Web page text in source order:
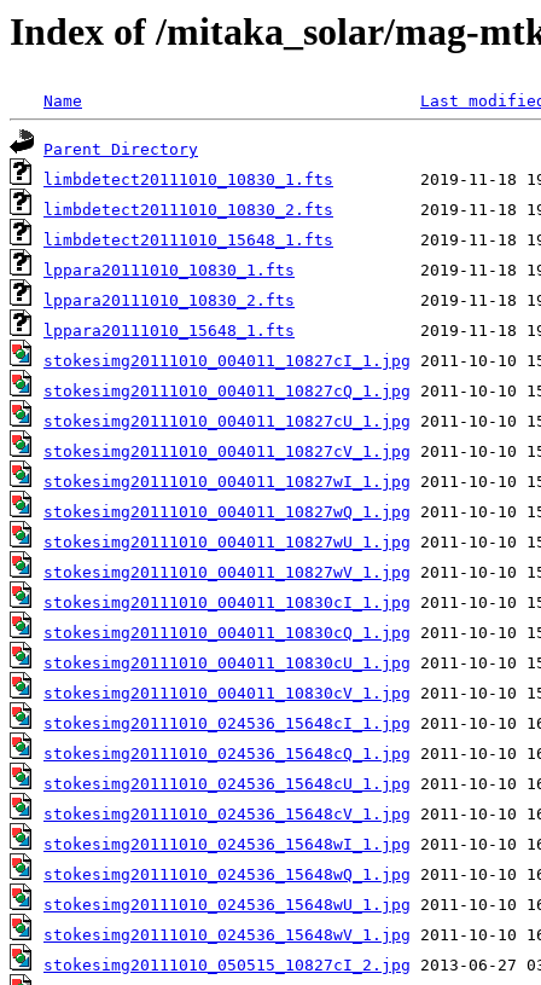
Index of /mitaka_solar/mag-
Name Last
Parent Directory
limbdetect20111010_10830_1.fts
limbdetect20111010_10830_2.fts
limbdetect20111010_15648_1.fts
lppara20111010_10830_1.fts
lppara20111010_10830_2.fts
lppara20111010_15648_1.fts
stokesimg20111010_004011_10827cI_1.jpg
stokesimg20111010_004011_10827cQ_1.jpg
stokesimg20111010_004011_10827cU_1.jpg
stokesimg20111010_004011_10827cV_1.jpg
stokesimg20111010_004011_10827wI_1.jpg
stokesimg20111010_004011_10827wQ_1.jpg
stokesimg20111010_004011_10827wU_1.jpg
stokesimg20111010_004011_10827wV_1.jpg
stokesimg20111010_004011_10830cI_1.jpg
stokesimg20111010_004011_10830cQ_1.jpg
stokesimg20111010_004011_10830cU_1.jpg
stokesimg20111010_004011_10830cV_1.jpg
stokesimg20111010_024536_15648cI_1.jpg
stokesimg20111010_024536_15648cQ_1.jpg
stokesimg20111010_024536_15648cU_1.jpg
stokesimg20111010_024536_15648cV_1.jpg
stokesimg20111010_024536_15648wI_1.jpg
stokesimg20111010_024536_15648wQ_1.jpg
stokesimg20111010_024536_15648wU_1.jpg
stokesimg20111010_024536_15648wV_1.jpg
stokesimg20111010_050515_10827cI_2.jpg